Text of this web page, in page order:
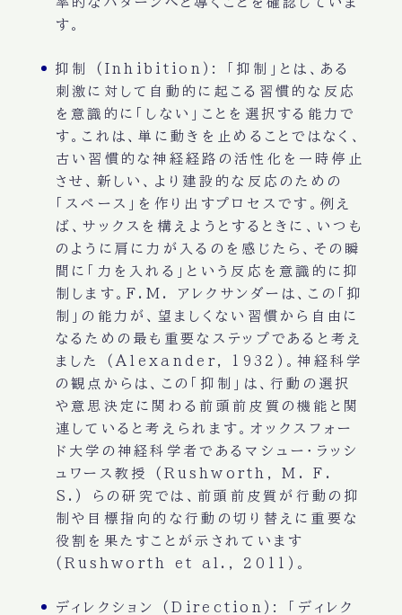
す。
抑制 (Inhibition):
「抑制」とは、ある
刺激に対して自動的に起こる習慣的な反応
を意識的に「しない」ことを選択する能力で
す。これは、単に動きを止めることではなく、
古い習慣的な神経経路の活性化を一時停止
させ、新しい、より建設的な反応のための
「スペース」を作り出すプロセスです。例え
ば、サックスを構えようとするときに、いつも
のように肩に力が入るのを感じたら、その瞬
間に「力を入れる」という反応を意識的に抑
制します。F.M. アレクサンダーは、この「抑
制」の能力が、望ましくない習慣から自由に
なるための最も重要なステップであると考え
ました (Alexander, 1932)。神経科学
の観点からは、この「抑制」は、行動の選択
や意思決定に関わる前頭前皮質の機能と関
連していると考えられます。オックスフォー
ド大学の神経科学者であるマシュー・ラッシ
ュワース教授 (Rushworth, M. F.
S.) らの研究では、前頭前皮質が行動の抑
制や目標指向的な行動の切り替えに重要な
役割を果たすことが示されています
(Rushworth et al., 2011)。
ディレクション (Direction): 「ディレク